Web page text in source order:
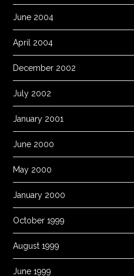
June 2004
April 2004
December 2002
July 2002
January 2001
June 2000
May 2000
January 2000
October 1999
August 1999
June 1999